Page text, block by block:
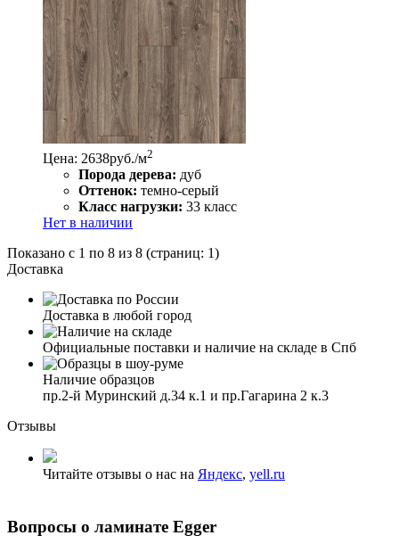
Цена: 2638руб./м2
Порода дерева: дуб
Оттенок: темно-серый
Класс нагрузки: 33 класс
Нет в наличии
Показано с 1 по 8 из 8 (страниц: 1)
Доставка
Доставка в любой город
Официальные поставки и наличие на складе в Спб
Наличие образцов
пр.2-й Муринский д.34 к.1 и пр.Гагарина 2 к.3
Отзывы
Читайте отзывы о нас на Яндекс, yell.ru
Вопросы о ламинате Egger